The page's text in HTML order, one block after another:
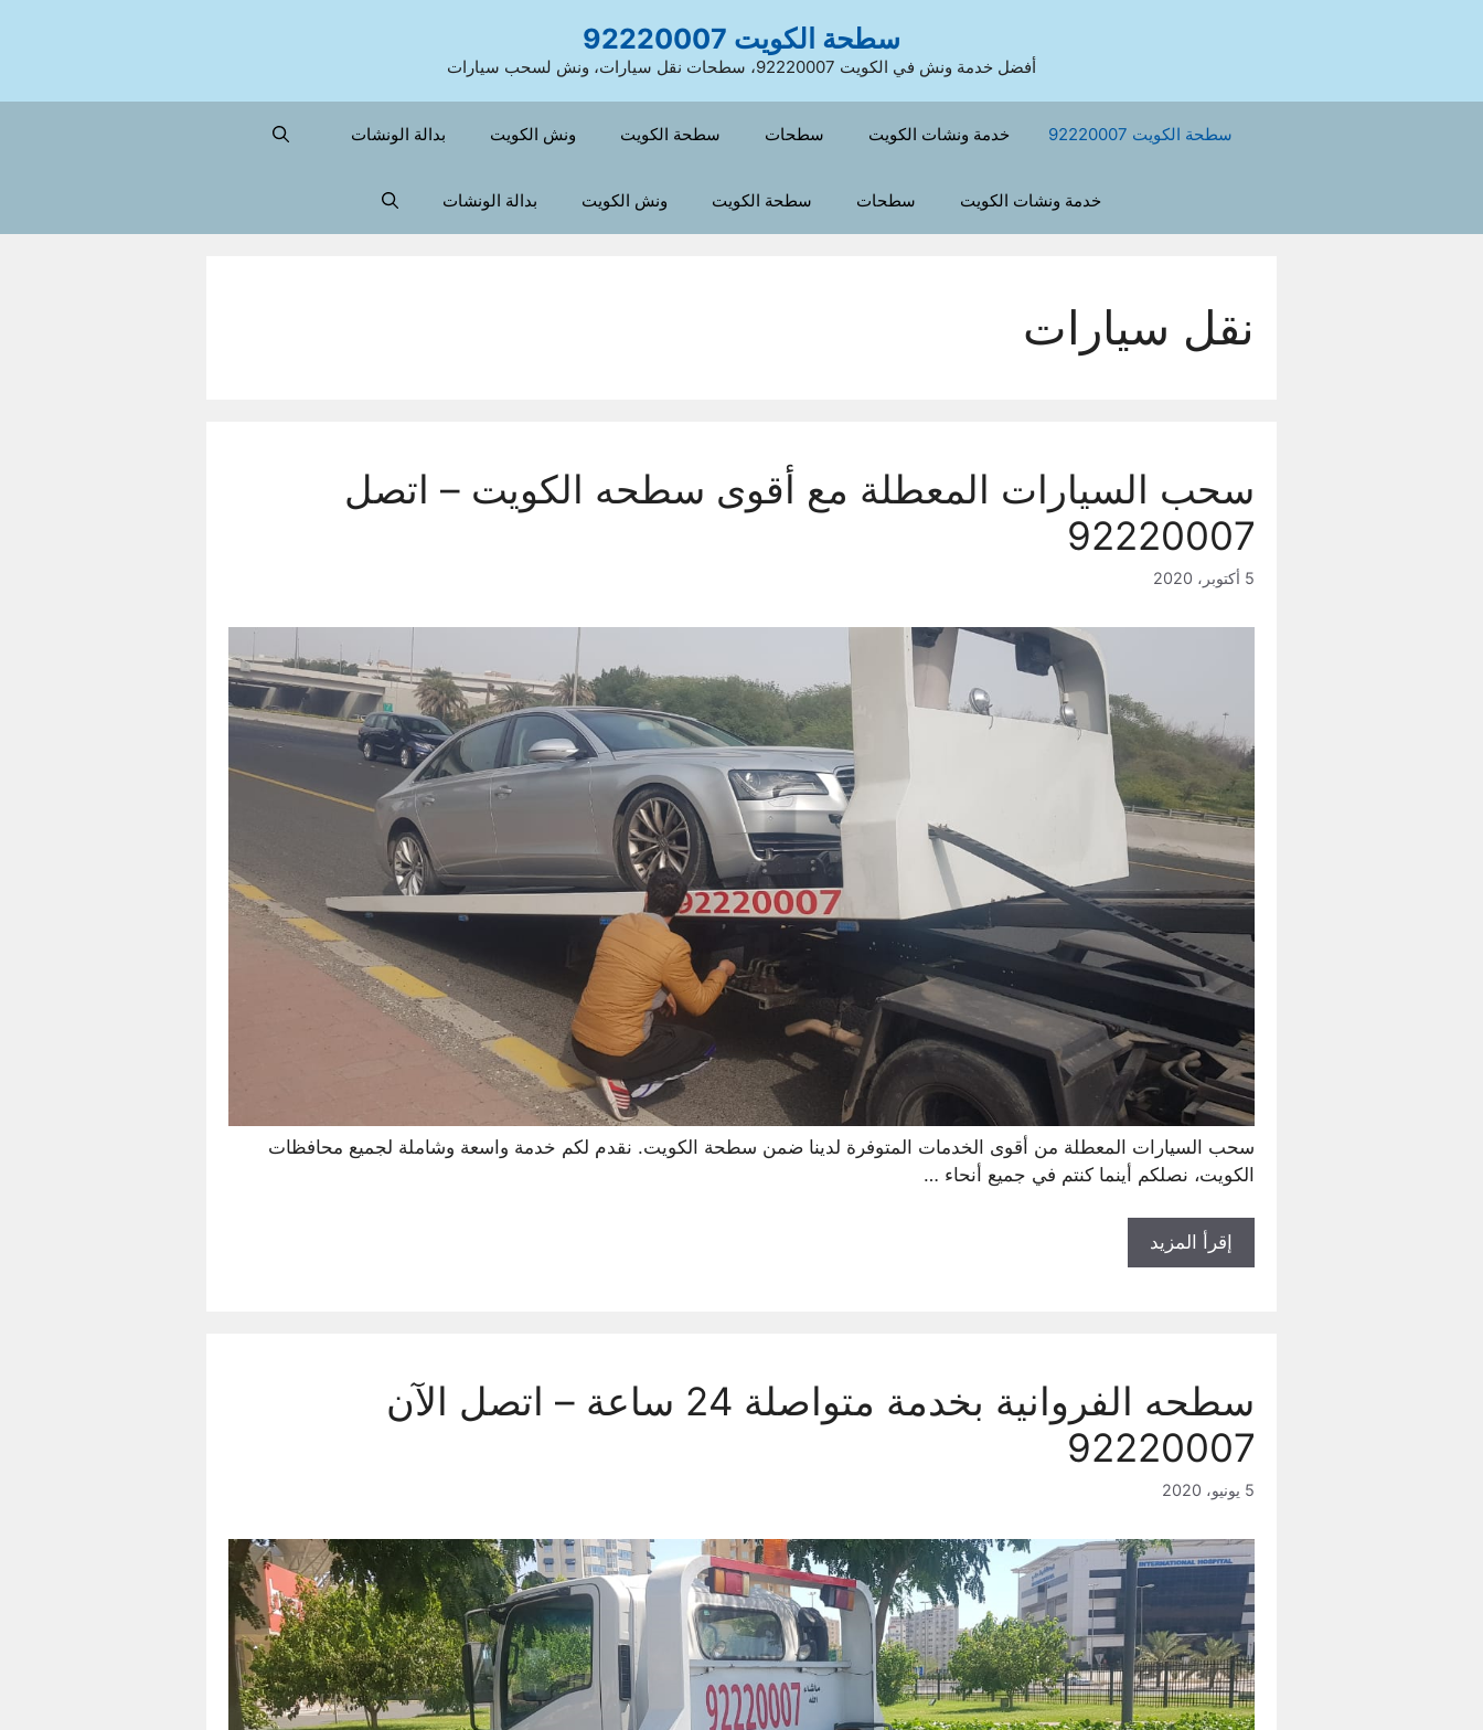
سطحة الكويت 92220007
أفضل خدمة ونش في الكويت 92220007، سطحات نقل سيارات، ونش لسحب سيارات
سطحة الكويت 92220007 خدمة ونشات الكويت سطحات سطحة الكويت ونش الكويت بدالة الونشات
خدمة ونشات الكويت سطحات سطحة الكويت ونش الكويت بدالة الونشات
نقل سيارات
سحب السيارات المعطلة مع أقوى سطحه الكويت – اتصل
92220007
5 أكتوبر، 2020
سحب السيارات المعطلة من أقوى الخدمات المتوفرة لدينا ضمن سطحة الكويت. نقدم لكم خدمة واسعة وشاملة لجميع محافظات
الكويت، نصلكم أينما كنتم في جميع أنحاء …
إقرأ المزيد
سطحه الفروانية بخدمة متواصلة 24 ساعة – اتصل الآن
92220007
5 يونيو، 2020